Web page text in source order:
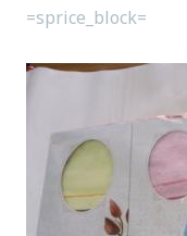
=sprice_block=